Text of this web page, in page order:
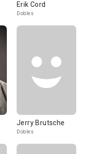
Erik Cord
Dobles
Jerry Brutsche
Dobles